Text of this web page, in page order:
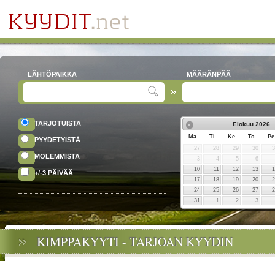
LÄHTÖPAIKKA MÄÄRÄNPÄÄ
TARJOTUISTA
PYYDETYISTÄ
MOLEMMISTA
+/-3 PÄIVÄÄ
Elokuu 2026
Ma Ti Ke To
Pe
27
28 29 30
3
4 5
6
10
11 12 13
17
18 19 20
24
25 26 27
31
1 2 3
KIMPPAKYYTI - TARJOAN KYYDIN